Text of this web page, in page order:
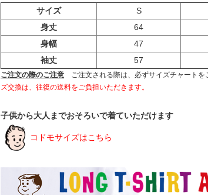
サイズ S
身丈
64
身幅
47
袖丈
57
ご注文の際のご注意 ご注文される際は、必ずサイズチャートを
ズ交換は、往復の送料をご負担いただきます。
子供から大人までおそろいで着ていただけます
コドモサイズはこちら